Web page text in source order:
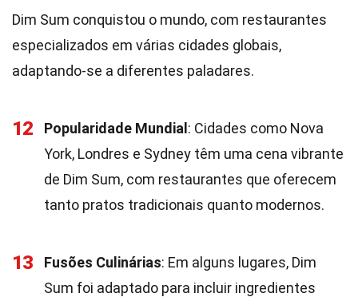
Dim Sum conquistou o mundo, com restaurantes
especializados em várias cidades globais,
adaptando-se a diferentes paladares.
12 Popularidade Mundial : Cidades como Nova
York, Londres e Sydney têm uma cena vibrante
de Dim Sum, com restaurantes que oferecem
tanto pratos tradicionais quanto modernos.
13 Fusões Culinárias: Em alguns lugares, Dim
Sum foi adaptado para incluir ingredientes